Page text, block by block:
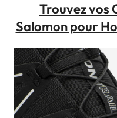
Trouvez vos
Salomon pour